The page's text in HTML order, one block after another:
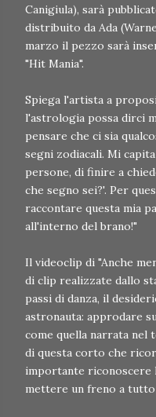
Canigiula), sarà
distribuito da Ada
marzo il pezzo sarà
"Hit Mania".
Spiega l'artista a
l'astrologia possa dirci
pensare che ci sia
segni zodiacali. Mi
persone, di finire a
che segno sei?'. Per
raccontare questa mia
all'interno del brano!"
Il videoclip di "Anche
di clip realizzate dallo
passi di danza, il
astronauta: approdare
come quella narrata nel
di questa corto che
importante riconoscere
mettere un freno a